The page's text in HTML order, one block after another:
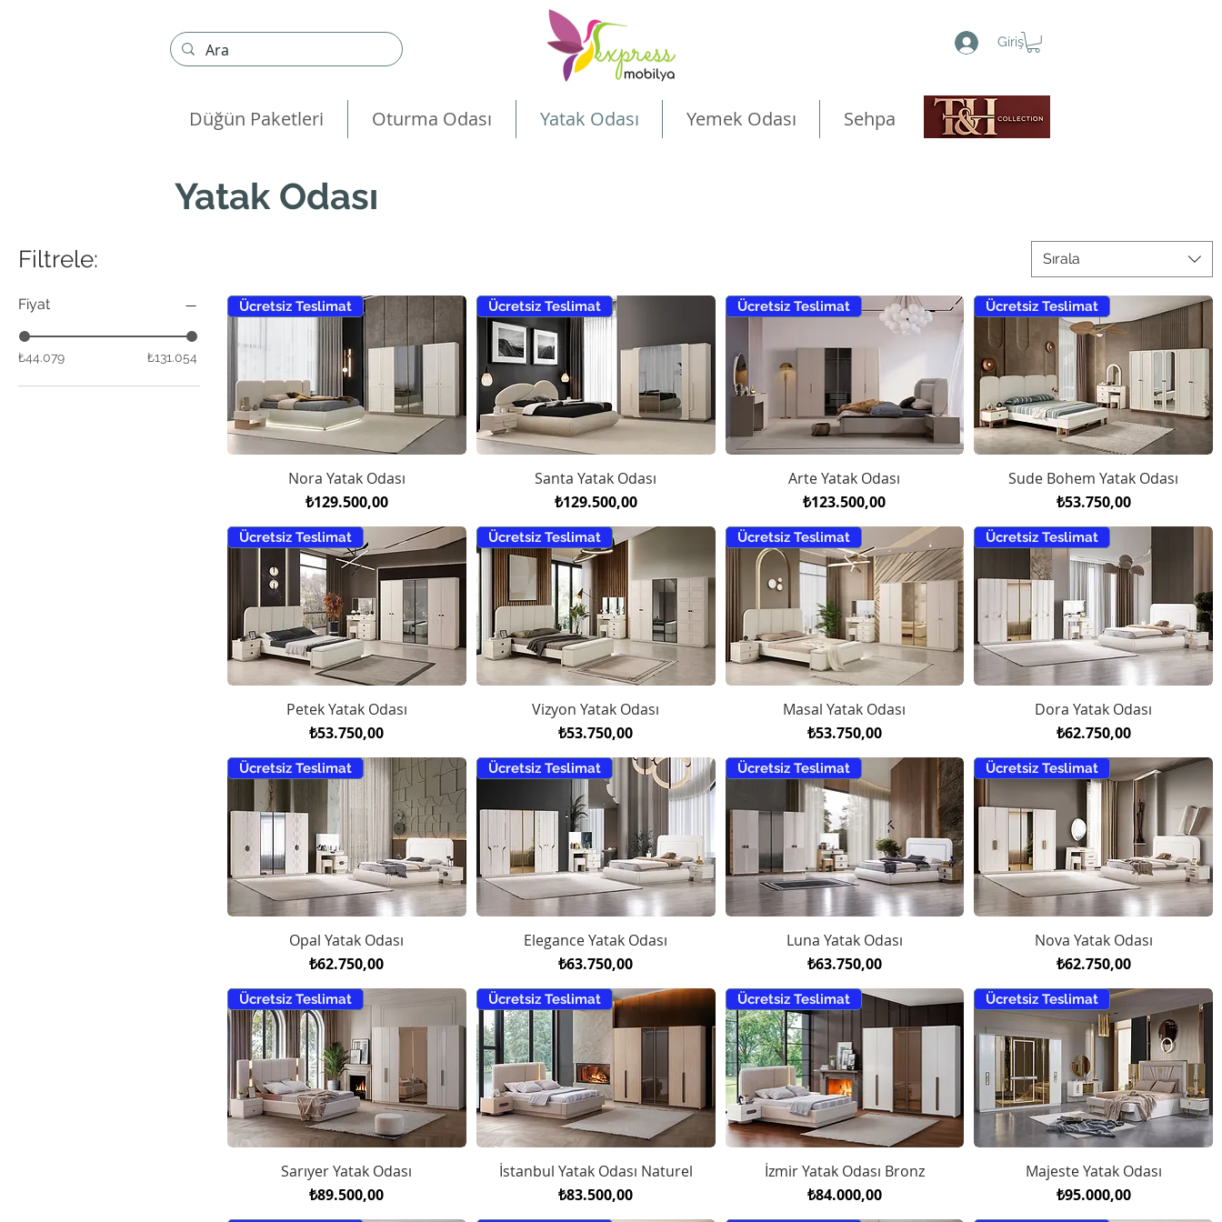
Giriş
Düğün Paketleri Oturma Odası Yatak Odası Yemek Odası Sehpa
Yatak Odası
Filtrele:
Fiyat
₺44.079 ₺131.054
Sırala
Ücretsiz Teslimat
Nora Yatak Odası
Fiyat
₺129.500,00
Ücretsiz Teslimat
Santa Yatak Odası
Fiyat
₺129.500,00
Ücretsiz Teslimat
Arte Yatak Odası
Fiyat
₺123.500,00
Ücretsiz Teslimat
Sude Bohem Yatak Odası
Fiyat
₺53.750,00
Ücretsiz Teslimat
Petek Yatak Odası
Fiyat
₺53.750,00
Ücretsiz Teslimat
Vizyon Yatak Odası
Fiyat
₺53.750,00
Ücretsiz Teslimat
Masal Yatak Odası
Fiyat
₺53.750,00
Ücretsiz Teslimat
Dora Yatak Odası
Fiyat
₺62.750,00
Ücretsiz Teslimat
Opal Yatak Odası
Fiyat
₺62.750,00
Ücretsiz Teslimat
Elegance Yatak Odası
Fiyat
₺63.750,00
Ücretsiz Teslimat
Luna Yatak Odası
Fiyat
₺63.750,00
Ücretsiz Teslimat
Nova Yatak Odası
Fiyat
₺62.750,00
Ücretsiz Teslimat
Sarıyer Yatak Odası
Fiyat
₺89.500,00
Ücretsiz Teslimat
İstanbul Yatak Odası Naturel
Fiyat
₺83.500,00
Ücretsiz Teslimat
İzmir Yatak Odası Bronz
Fiyat
₺84.000,00
Ücretsiz Teslimat
Majeste Yatak Odası
Fiyat
₺95.000,00